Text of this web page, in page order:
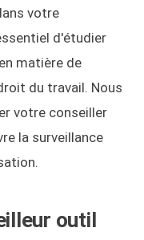
votre
d'étudier
matière de
du travail. Nous
votre conseiller
la surveillance
outil